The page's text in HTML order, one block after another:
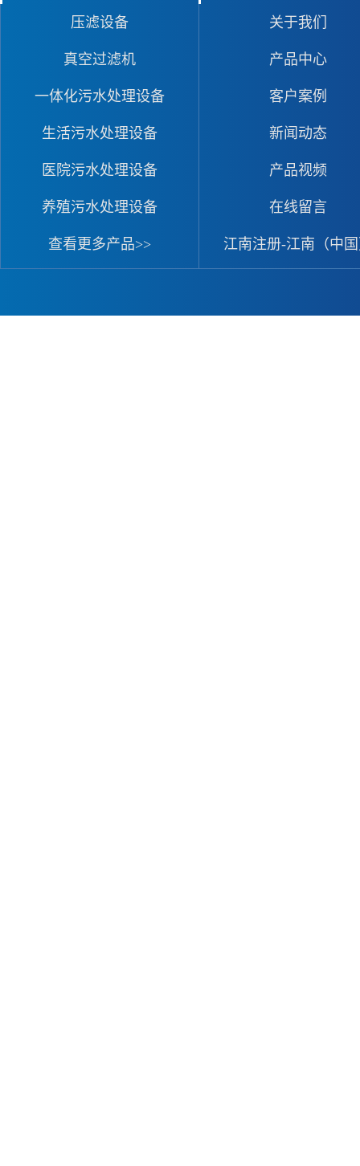
压滤设备
真空过滤机
一体化污水处理设备
生活污水处理设备
医院污水处理设备
养殖污水处理设备
查看更多产品>>
关于我们
产品中心
客户案例
新闻动态
产品视频
在线留言
江南注册-江南（中